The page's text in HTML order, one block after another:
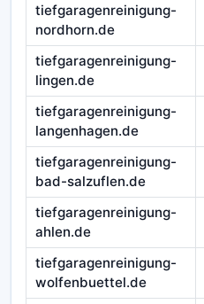
tiefgaragenreinigung-
nordhorn.de
tiefgaragenreinigung-
lingen.de
tiefgaragenreinigung-
langenhagen.de
tiefgaragenreinigung-
bad-salzuflen.de
tiefgaragenreinigung-
ahlen.de
tiefgaragenreinigung-
wolfenbuettel.de